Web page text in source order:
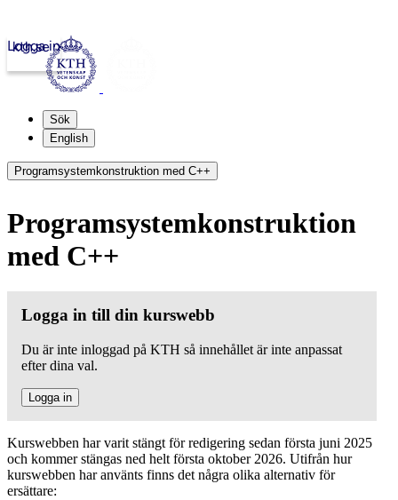
kth.se
Logga in
Sök
English
Programsystemkonstruktion med C++
Programsystemkonstruktion
med C++
Logga in till din kurswebb
Du är inte inloggad på KTH så innehållet är inte anpassat
efter dina val.
Logga in
Kurswebben har varit stängt för redigering sedan första juni 2025
och kommer stängas ned helt första oktober 2026. Utifrån hur
kurswebben har använts finns det några olika alternativ för
ersättare: